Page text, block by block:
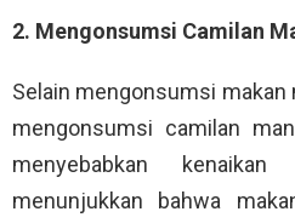
2. Mengonsumsi Camilan
Selain mengonsumsi makan
mengonsumsi camilan
menyebabkan
menunjukkan bahwa